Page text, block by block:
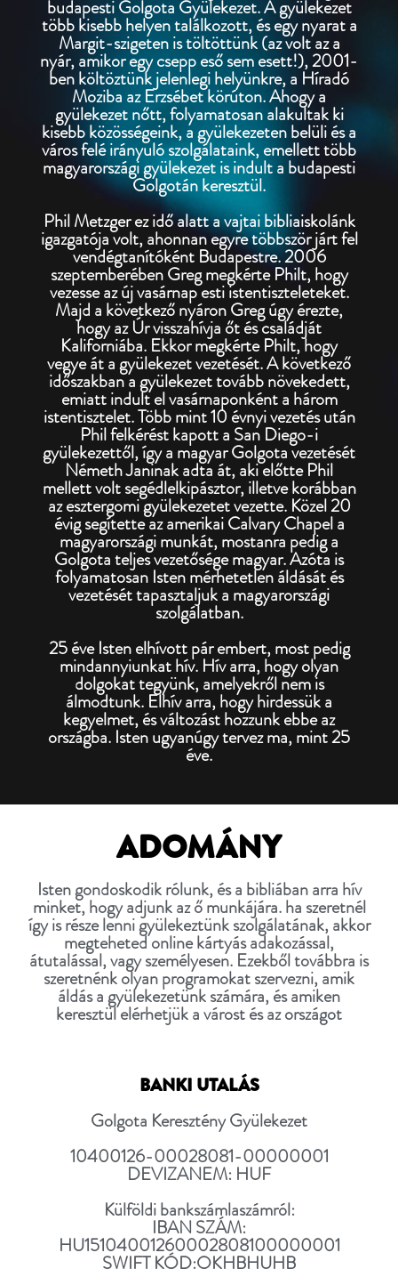
budapesti Golgota Gyülekezet. A gyülekezet
több kisebb helyen találkozott, és egy nyarat a
Margit-szigeten is töltöttünk (az volt az a
nyár, amikor egy csepp eső sem esett!), 2001-
ben költöztünk jelenlegi helyünkre, a Híradó
Moziba az Erzsébet körúton. Ahogy a
gyülekezet nőtt, folyamatosan alakultak ki
kisebb közösségeink, a gyülekezeten belüli és a
város felé irányuló szolgálataink, emellett több
magyarországi gyülekezet is indult a budapesti
Golgotán keresztül.
Phil Metzger ez idő alatt a vajtai bibliaiskolánk
igazgatója volt, ahonnan egyre többször járt fel
vendégtanítóként Budapestre. 2006
szeptemberében Greg megkérte Philt, hogy
vezesse az új vasárnap esti istentiszteleteket.
Majd a következő nyáron Greg úgy érezte,
hogy az Úr visszahívja őt és családját
Kaliforniába. Ekkor megkérte Philt, hogy
vegye át a gyülekezet vezetését. A következő
időszakban a gyülekezet tovább növekedett,
emiatt indult el vasárnaponként a három
istentisztelet. Több mint 10 évnyi vezetés után
Phil felkérést kapott a San Diego-i
gyülekezettől, így a magyar Golgota vezetését
Németh Janinak adta át, aki előtte Phil
mellett volt segédlelkipásztor, illetve korábban
az esztergomi gyülekezetet vezette. Közel 20
évig segítette az amerikai Calvary Chapel a
magyarországi munkát, mostanra pedig a
Golgota teljes vezetősége magyar. Azóta is
folyamatosan Isten mérhetetlen áldását és
vezetését tapasztaljuk a magyarországi
szolgálatban.
25 éve Isten elhívott pár embert, most pedig
mindannyiunkat hív. Hív arra, hogy olyan
dolgokat tegyünk, amelyekről nem is
álmodtunk. Elhív arra, hogy hirdessük a
kegyelmet, és változást hozzunk ebbe az
országba. Isten ugyanúgy tervez ma, mint 25
éve.
ADOMÁNY
Isten gondoskodik rólunk, és a bibliában arra hív
minket, hogy adjunk az ő munkájára. ha szeretnél
így is része lenni gyülekeztünk szolgálatának, akkor
megteheted online kártyás adakozással,
átutalással, vagy személyesen. Ezekből továbbra is
szeretnénk olyan programokat szervezni, amik
áldás a gyülekezetünk számára, és amiken
keresztül elérhetjük a várost és az országot
BANKI UTALÁS
Golgota Keresztény Gyülekezet
10400126-00028081-00000001
DEVIZANEM: HUF
Külföldi bankszámlaszámról:
IBAN SZÁM:
HU15104001260002808100000001
SWIFT KÓD:OKHBHUHB